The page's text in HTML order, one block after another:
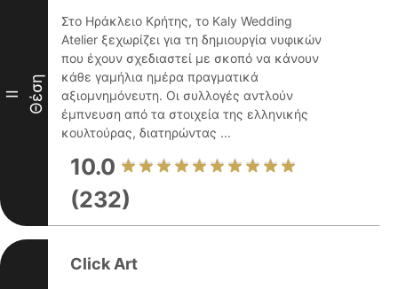
II Θέση
Στο Ηράκλειο Κρήτης, το Kaly Wedding
Atelier ξεχωρίζει για τη δημιουργία νυφικών
που έχουν σχεδιαστεί με σκοπό να κάνουν
κάθε γαμήλια ημέρα πραγματικά
αξιομνημόνευτη. Οι συλλογές αντλούν
έμπνευση από τα στοιχεία της ελληνικής
κουλτούρας, διατηρώντας ...
10.0
(232)
Click Art